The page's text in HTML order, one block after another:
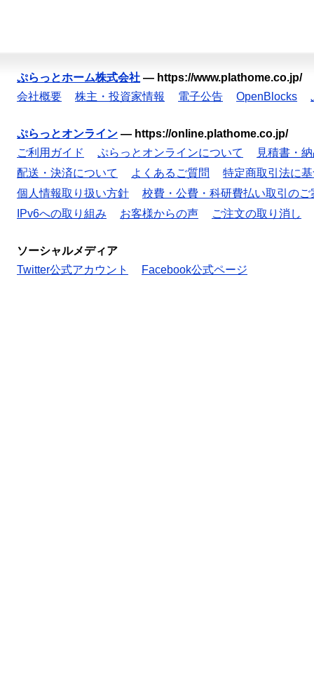
ぷらっとホーム株式会社 — https://www.plathome.co.jp/
会社概要
株主・投資家情報 電子公告 OpenBlocks
ぷらっとオンライン — https://online.plathome.co.jp/
ご利用ガイド
ぷらっとオンラインについて
見積書・
配送・決済について
よくあるご質問
特定商取引法に
個人情報取り扱い方針
校費・公費・科研費払い取引のご
IPv6への取り組み
お客様からの声 ご注文の取り消し
ソーシャルメディア
Twitter公式アカウント
Facebook公式ページ